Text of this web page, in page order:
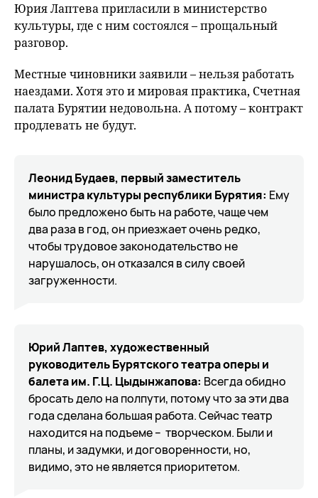
Юрия Лаптева пригласили в министерство
культуры, где с ним состоялся – прощальный
разговор.
Местные чиновники заявили – нельзя работать
наездами. Хотя это и мировая практика, Счетная
палата Бурятии недовольна. А потому – контракт
продлевать не будут.
Леонид Будаев, первый заместитель
министра культуры республики Бурятия: Ему
было предложено быть на работе, чаще чем
два раза в год, он приезжает очень редко,
чтобы трудовое законодательство не
нарушалось, он отказался в силу своей
загруженности.
Юрий Лаптев, художественный
руководитель Бурятского театра оперы и
балета им. Г.Ц. Цыдынжапова: Всегда обидно
бросать дело на полпути, потому что за эти два
года сделана большая работа. Сейчас театр
находится на подъеме – творческом. Были и
планы, и задумки, и договоренности, но,
видимо, это не является приоритетом.